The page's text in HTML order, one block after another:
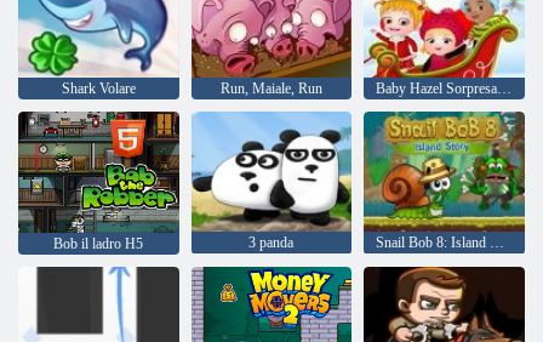
Shark Volare Run, Maiale, Run
Bob il ladro H5 3 panda Snail Bob 8: Island Story